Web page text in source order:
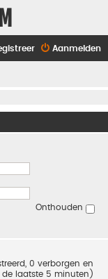
Aanmelden
Onthouden
0 verborgen en
laatste 5 minuten)